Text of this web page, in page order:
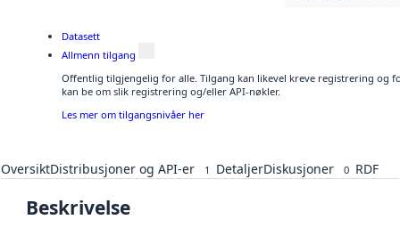
Datasett
Allmenn tilgang
Offentlig tilgjengelig for alle. Tilgang kan likevel kreve registrering og
kan be om slik registrering og/eller API-nøkler.
Les mer om tilgangsnivåer her
OversiktDistribusjoner og API-er 1 DetaljerDiskusjoner 0 RDF
Beskrivelse